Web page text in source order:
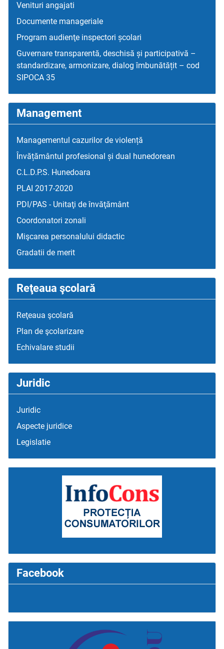
Venituri angajati
Documente manageriale
Program audienţe inspectori școlari
Guvernare transparentă, deschisă și participativă –
standardizare, armonizare, dialog îmbunătățit – cod
SIPOCA 35
Management
Managementul cazurilor de violență
Învățământul profesional și dual hunedorean
C.L.D.P.S. Hunedoara
PLAI 2017-2020
PDI/PAS - Unitaţi de învăţământ
Coordonatori zonali
Mişcarea personalului didactic
Gradatii de merit
Reţeaua şcolară
Reţeaua şcolară
Plan de şcolarizare
Echivalare studii
Juridic
Juridic
Aspecte juridice
Legislatie
Facebook